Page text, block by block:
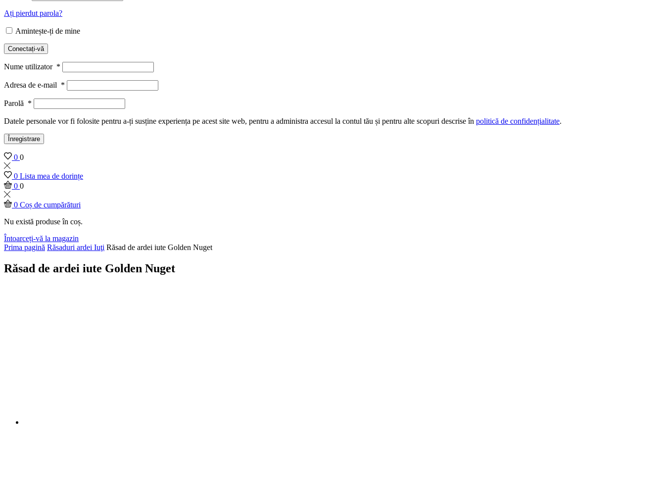
Ați pierdut parola?
Amintește-ți de mine
Conectați-vă
Nume utilizator *
Adresa de e-mail *
Parolă *
Datele personale vor fi folosite pentru a-ți susține experiența pe acest site web, pentru a administra accesul la contul tău și pentru alte scopuri descrise în politică de confidențialitate.
Înregistrare
0 0
0 Lista mea de dorințe
0 0
0 Coș de cumpărături
Nu există produse în coș.
Întoarceți-vă la magazin
Prima pagină Răsaduri ardei Iuţi Răsad de ardei iute Golden Nuget
Răsad de ardei iute Golden Nuget